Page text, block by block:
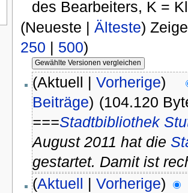
des Bearbeiters, K =
(Neueste | Älteste)
250 | 500)
(Aktuell | Vorherige)
Beiträge) (104.120
===Stadtbibliothek
August 2011 hat die
gestartet. Damit ist
(Aktuell | Vorherige)